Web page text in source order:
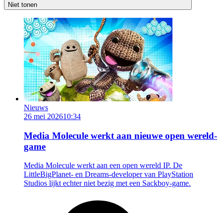
Niet tonen
Nieuws
26 mei 202610:34
Media Molecule werkt aan nieuwe open wereld-
game
Media Molecule werkt aan een open wereld IP. De
LittleBigPlanet- en Dreams-developer van PlayStation
Studios lijkt echter niet bezig met een Sackboy-game.